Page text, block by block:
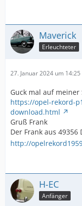
Maverick
Erleuchteter
27. Januar 2024 um 14:25
Guck mal auf meiner
https://opel-rekord-
download.html
Gruß Frank
Der Frank aus 49356
http://
H-EC
Anfänger